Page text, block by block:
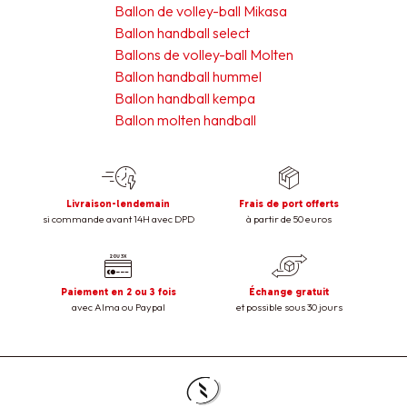
Ballon de volley-ball Mikasa
Ballon handball select
Ballons de volley-ball Molten
Ballon handball hummel
Ballon handball kempa
Ballon molten handball
Livraison-lendemain
si commande avant 14H avec DPD
Frais de port offerts
à partir de 50 euros
Paiement en 2 ou 3 fois
avec Alma ou Paypal
Échange gratuit
et possible sous 30 jours